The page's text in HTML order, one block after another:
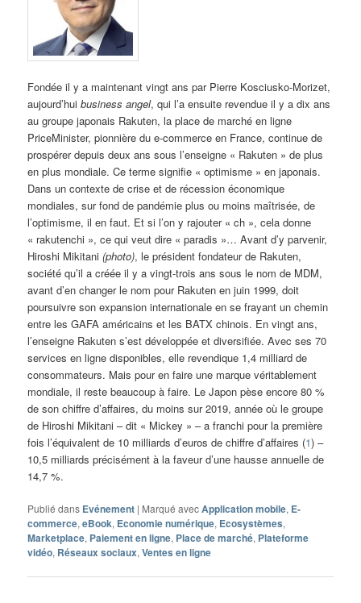
Fondée il y a maintenant vingt ans par Pierre Kosciusko-Morizet,
aujourd’huibusiness angel, qui l’a ensuite revendue il y a dix ans
au groupe japonais Rakuten, la place de marché en ligne
PriceMinister, pionnière du e-commerce en France, continue de
prospérer depuis deux ans sous l’enseigne « Rakuten » de plus
en plus mondiale. Ce terme signifie « optimisme » en japonais.
Dans un contexte de crise et de récession économique
mondiales, sur fond de pandémie plus ou moins maîtrisée, de
l’optimisme, il en faut. Et si l’on y rajouter « ch », cela donne
« rakutenchi », ce qui veut dire « paradis »… Avant d’y parvenir,
Hiroshi Mikitani(photo), le président fondateur de Rakuten,
société qu’il a créée il y a vingt-trois ans sous le nom de MDM,
avant d’en changer le nom pour Rakuten en juin 1999, doit
poursuivre son expansion internationale en se frayant un chemin
entre les GAFA américains et les BATX chinois. En vingt ans,
l’enseigne Rakuten s’est développée et diversifiée. Avec ses 70
services en ligne disponibles, elle revendique 1,4 milliard de
consommateurs. Mais pour en faire une marque véritablement
mondiale, il reste beaucoup à faire. Le Japon pèse encore 80 %
de son chiffre d’affaires, du moins sur 2019, année où le groupe
de Hiroshi Mikitani – dit « Mickey » – a franchi pour la première
fois l’équivalent de 10 milliards d’euros de chiffre d’affaires (1) –
10,5 milliards précisément à la faveur d’une hausse annuelle de
14,7 %.
Publié dans Evénement | Marqué avecApplication mobile, E-
commerce,eBook, Economie numérique, Ecosystèmes,
Marketplace, Paiement en ligne, Place de marché, Plateforme
vidéo, Réseaux sociaux,Ventes en ligne